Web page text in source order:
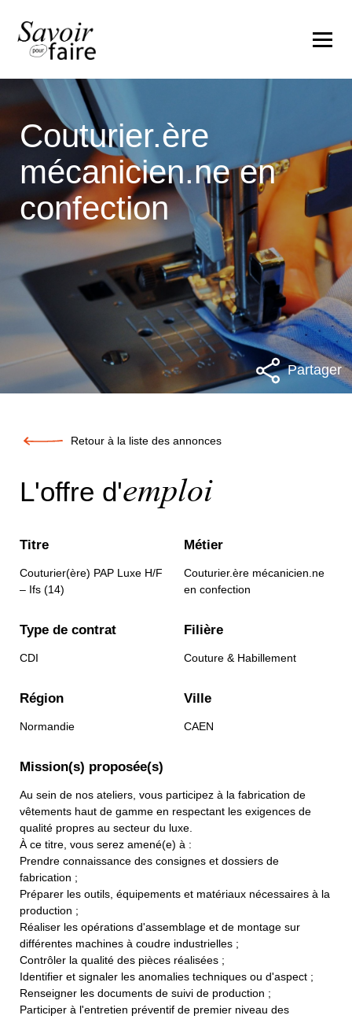
couturier.ère
mécanicien.ne en
confection
Partager
Retour à la liste des annonces
L'offre d'emploi
Titre
Couturier(ère) PAP Luxe H/F
– Ifs (14)
Métier
Couturier.ère mécanicien.ne
en confection
Type de contrat
CDI
Filière
Couture & Habillement
Région
Normandie
Ville
CAEN
Mission(s) proposée(s)
Au sein de nos ateliers, vous participez à la fabrication de
vêtements haut de gamme en respectant les exigences de
qualité propres au secteur du luxe.
À ce titre, vous serez amené(e) à :
Prendre connaissance des consignes et dossiers de
fabrication ;
Préparer les outils, équipements et matériaux nécessaires à la
production ;
Réaliser les opérations d'assemblage et de montage sur
différentes machines à coudre industrielles ;
Contrôler la qualité des pièces réalisées ;
Identifier et signaler les anomalies techniques ou d'aspect ;
Renseigner les documents de suivi de production ;
Participer à l'entretien préventif de premier niveau des